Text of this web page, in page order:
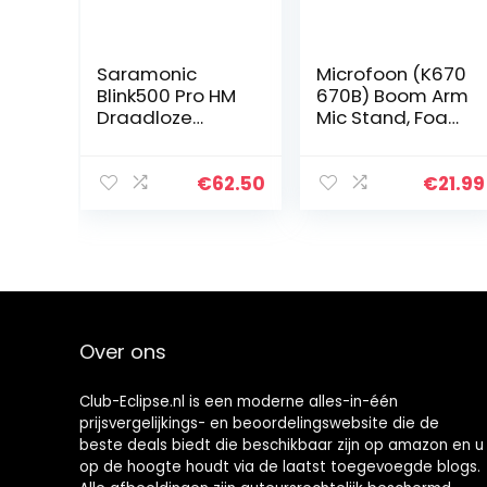
Saramonic
Blink500 Pro HM
Draadloze
Handheld
€62.50
Microfoon (K670
670B) Boom Arm
Mic Stand, Foam
Compatibel met
€21.99
Over ons
Club-Eclipse.nl is een moderne alles-in-één
prijsvergelijkings- en beoordelingswebsite die de
beste deals biedt die beschikbaar zijn op amazon en u
op de hoogte houdt via de laatst toegevoegde blogs.